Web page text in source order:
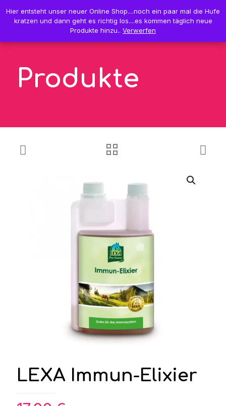
0 0,00 €
Produkte
LEXA Immun-Elixier
Hier entsteht unser neuer Online Shop....noch ein paar mal die Hufe
kratzen und dann geht es richtig los....es kommen täglich neue
Produkte hinzu.. Verwerfen
Hier entsteht unser neuer Online Shop....noch ein paar mal die Hufe
kratzen und dann geht es richtig los....es kommen täglich neue
Produkte hinzu.. Verwerfen